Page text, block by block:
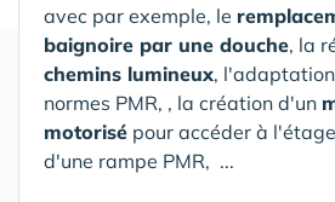
avec par exemple, le
baignoire par une douche, la
chemins lumineux,
normes PMR, , la création d'un
motorisé pour accéder à
d'une rampe PMR, ...